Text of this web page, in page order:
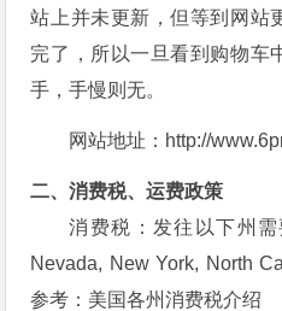
站上并未更新，但等到网站
完了，所以一旦看到购物车
手，手慢则无。
网站地址：http://
二、消费税、运费政策
消费税：发往以下州
Nevada, New York, North
参考：美国各州消费税介绍